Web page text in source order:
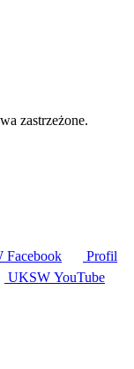
zastrzeżone.
Facebook
Profil
UKSW YouTube